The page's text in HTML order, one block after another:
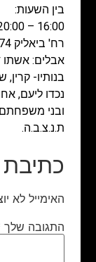
בין השעות:
16:00 – 20:00 ו- 10:00-13:00
רח' ביאליק 74. קומה 1 דירה 4, ר"ג
אבלים: אשתו
בנותיו- קרין,
נכדו ליעם,
ובני משפחתם
ת.נ.צ.ב.ה.
האימייל לא
התגובה שלך